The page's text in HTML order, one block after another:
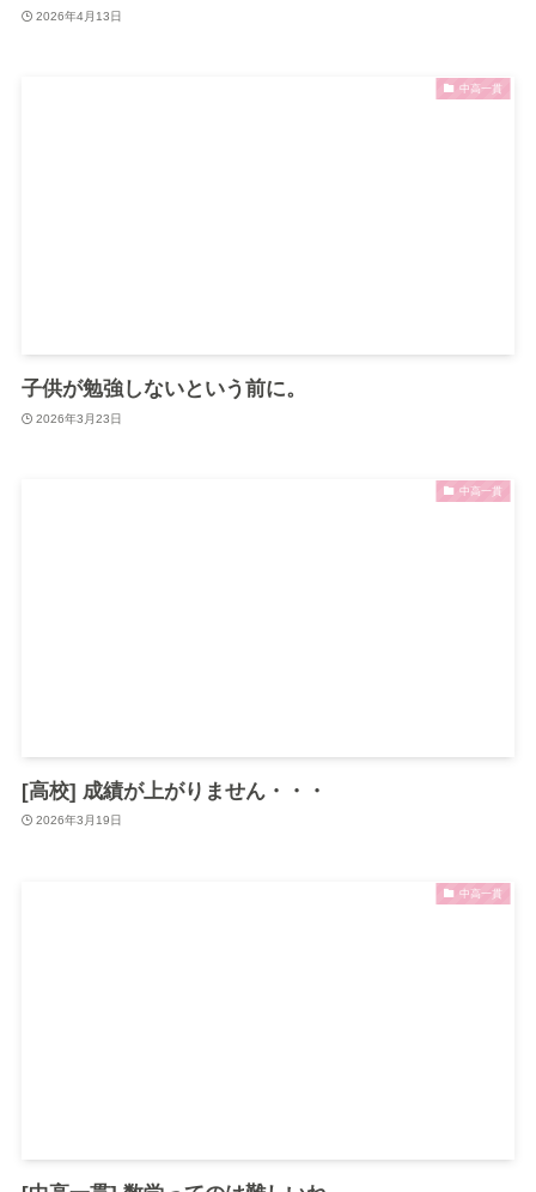
2026年4月13日
中高一貫
子供が勉強しないという前に。
2026年3月23日
中高一貫
[高校] 成績が上がりません・・・
2026年3月19日
中高一貫